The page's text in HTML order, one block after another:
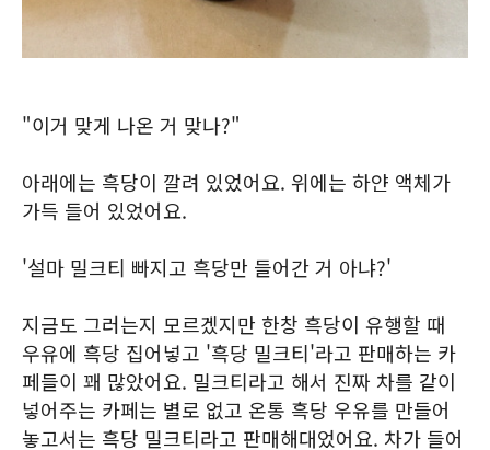
"이거 맞게 나온 거 맞나?"
아래에는 흑당이 깔려 있었어요. 위에는 하얀 액체가
가득 들어 있었어요.
'설마 밀크티 빠지고 흑당만 들어간 거 아냐?'
지금도 그러는지 모르겠지만 한창 흑당이 유행할 때
우유에 흑당 집어넣고 '흑당 밀크티'라고 판매하는 카
페들이 꽤 많았어요. 밀크티라고 해서 진짜 차를 같이
넣어주는 카페는 별로 없고 온통 흑당 우유를 만들어
놓고서는 흑당 밀크티라고 판매해대었어요. 차가 들어